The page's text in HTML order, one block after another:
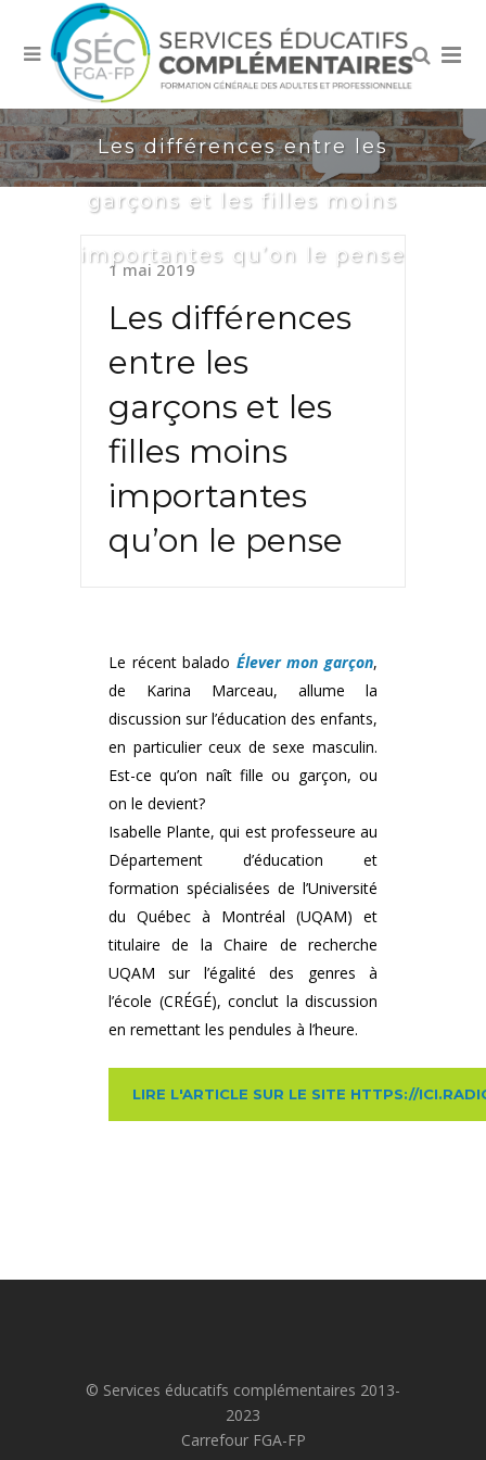
Les différences entre les
garçons et les filles moins
importantes qu’on le pense
1 mai 2019
Les différences
entre les
garçons et les
filles moins
importantes
qu’on le pense
Le récent balado Élever mon garçon,
de Karina Marceau, allume la
discussion sur l’éducation des enfants,
en particulier ceux de sexe masculin.
Est-ce qu’on naît fille ou garçon, ou
on le devient?
Isabelle Plante, qui est professeure au
Département d’éducation et
formation spécialisées de l’Université
du Québec à Montréal (UQAM) et
titulaire de la Chaire de recherche
UQAM sur l’égalité des genres à
l’école (CRÉGÉ), conclut la discussion
en remettant les pendules à l’heure.
LIRE L'ARTICLE SUR LE SITE HTTPS://
© Services éducatifs complémentaires 2013-
2023
Carrefour FGA-FP